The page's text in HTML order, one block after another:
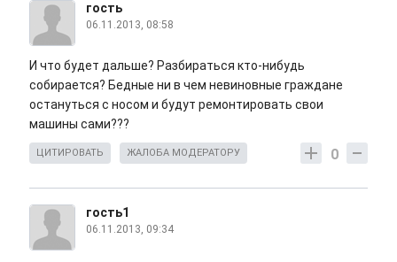
гость
06.11.2013, 08:58
И что будет дальше? Разбираться кто-нибудь
собирается? Бедные ни в чем невиновные граждане
остануться с носом и будут ремонтировать свои
машины сами???
0
ЦИТИРОВАТЬ ЖАЛОБА МОДЕРАТОРУ
гость1
06.11.2013, 09:34